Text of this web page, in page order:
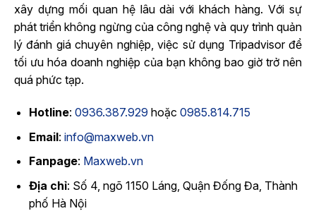
xây dựng mối quan hệ lâu dài với khách hàng. Với sự
phát triển không ngừng của công nghệ và quy trình quản
lý đánh giá chuyên nghiệp, việc sử dụng Tripadvisor để
tối ưu hóa doanh nghiệp của bạn không bao giờ trở nên
quá phức tạp.
Hotline: 0936.387.929 hoặc 0985.814.715
Email: info@maxweb.vn
Fanpage: Maxweb.vn
Địa chỉ: Số 4, ngõ 1150 Láng, Quận Đống Đa, Thành
phố Hà Nội